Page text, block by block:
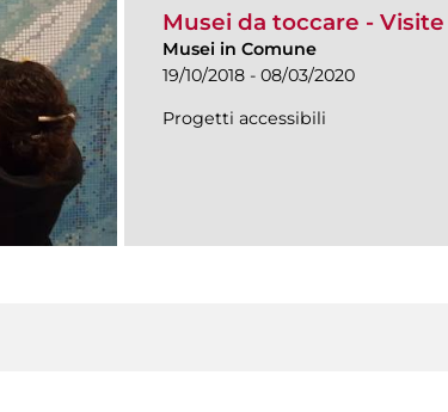
Musei da toccare -
Musei in Comune
19/10/2018 - 08/03/2020
Progetti accessibili